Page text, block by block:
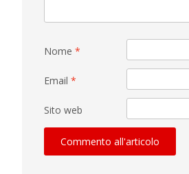
Nome *
Email *
Sito web